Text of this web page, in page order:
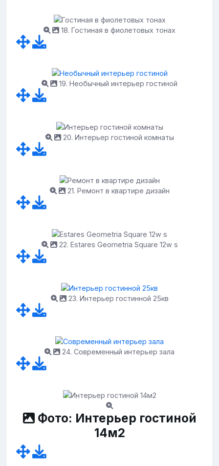
18. Гостиная в фиолетовых тонах
19. Необычный интерьер гостиной
20. Интерьер гостиной комнаты
21. Ремонт в квартире дизайн
22. Estares Geometria Square 12w s
23. Интерьер гостинной 25кв
24. Современный интерьер зала
Фото: Интерьер гостиной
14м2